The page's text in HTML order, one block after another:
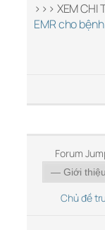
>>> XEM CHI
EMR cho
Forum
Chủ đề